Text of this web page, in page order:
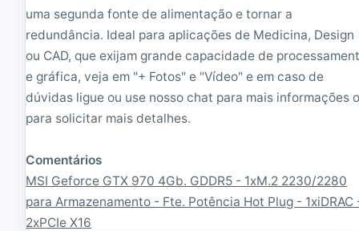
G
B
R
A
M
|
1
G
B
S
S
D
uma segunda fonte de alimentação e tornar a
redundância. Ideal para aplicações de Medicina, Design
ou CAD, que exijam grande capacidade de
e gráfica, veja em "+ Fotos" e "Vídeo" e em caso de
dúvidas ligue ou use nosso chat para mais informações
para solicitar mais detalhes.
Comentários
MSI Geforce GTX 970 4Gb. GDDR5 - 1xM.2 2230/2280
para Armazenamento - Fte. Potência Hot Plug - 1xiDRAC
2xPCIe X16